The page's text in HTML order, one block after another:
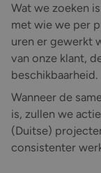
Wat we zoeken
met wie we per
uren er gewerkt
van onze klant,
beschikbaarheid.
Wanneer de
is, zullen we
(Duitse)
consistenter